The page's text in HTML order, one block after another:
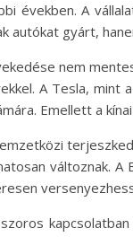
években. A
autókat gyárt,
nem
A Tesla,
Emellett a
változnak.